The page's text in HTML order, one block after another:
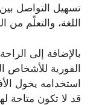
تسهيل التواصل
اللغة، والتعلّم من
بالإضافة إلى
الفورية للأشخاص
استخدامه يخول
قد لا تكون متاحة